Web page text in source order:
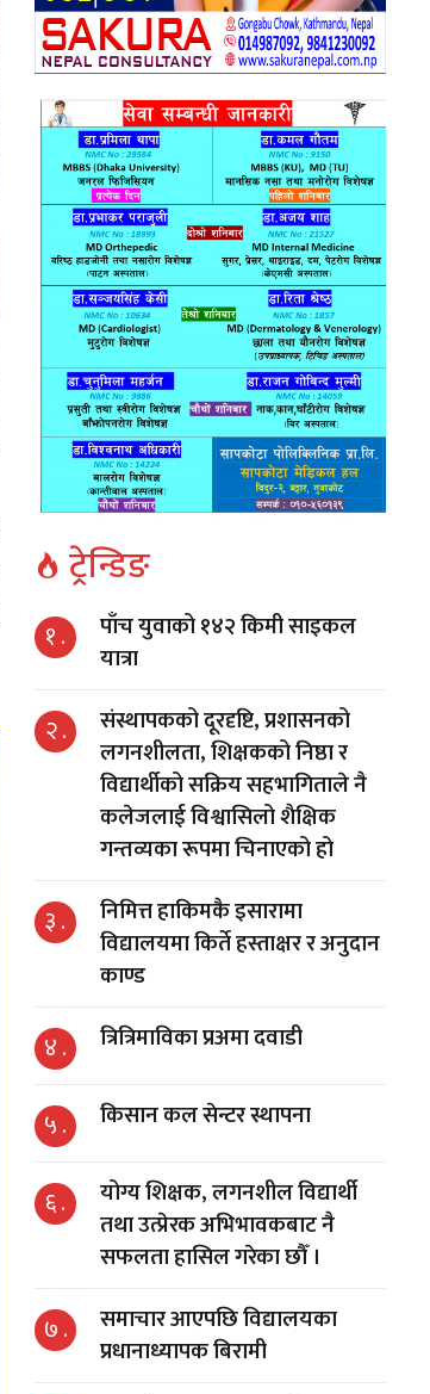
ट्रेन्डिङ
१ .
पाँच युवाको १४२ किमी साइकल
यात्रा
२ .
संस्थापकको दूरदृष्टि, प्रशासनको
लगनशीलता, शिक्षकको निष्ठा र
विद्यार्थीको सक्रिय सहभागिताले नै
कलेजलाई विश्वासिलो शैक्षिक
गन्तव्यका रूपमा चिनाएको हो
३ .
निमित्त हाकिमकै इसारामा
विद्यालयमा किर्ते हस्ताक्षर र अनुदान
काण्ड
४ . त्रित्रिमाविका प्रअमा दवाडी
५ . किसान कल सेन्टर स्थापना
६ .
योग्य शिक्षक, लगनशील विद्यार्थी
तथा उत्प्रेरक अभिभावकबाट नै
सफलता हासिल गरेका छौँ ।
७ .
समाचार आएपछि विद्यालयका
प्रधानाध्यापक बिरामी